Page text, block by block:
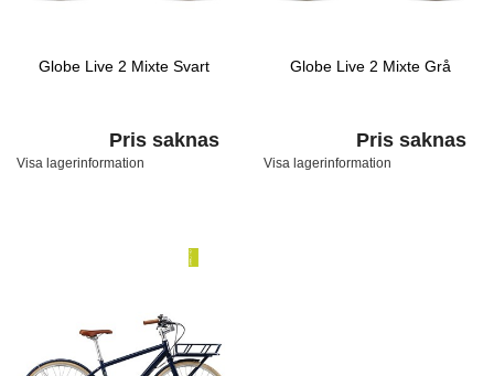
Globe Live 2 Mixte Svart
Pris saknas
Visa lagerinformation
Globe Live 2 Mixte Grå
Pris saknas
Visa lagerinformation